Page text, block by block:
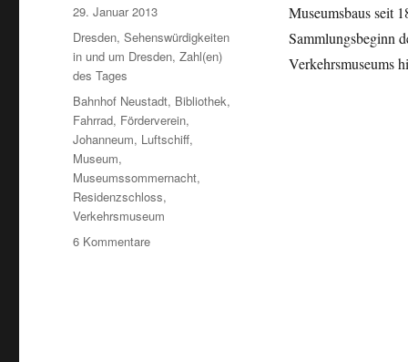
Museumsbaus seit
Sammlungsbeginn
Verkehrsmuseums
Veröffentlicht
am
29. Januar 2013
Kategorien
Dresden,Sehenswürdigkeiten
in und um Dresden,Zahl(en)
des Tages
Schlagwörter
Bahnhof Neustadt, Bibliothek,
Fahrrad, Förderverein,
Johanneum, Luftschiff,
Museum,
Museumssommernacht,
Residenzschloss,
Verkehrsmuseum
6 Kommentarezu